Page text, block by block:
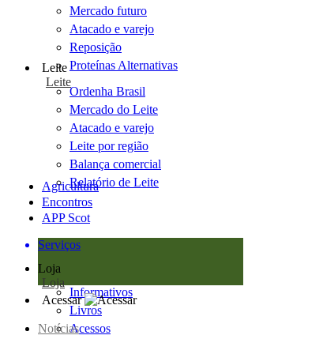
Mercado futuro
Atacado e varejo
Reposição
Proteínas Alternativas
Leite
Leite
Ordenha Brasil
Mercado do Leite
Atacado e varejo
Leite por região
Balança comercial
Relatório de Leite
Agricultura
Encontros
APP Scot
Serviços
Loja
Loja
Informativos
Livros
Acessos
Acessar
Notícias